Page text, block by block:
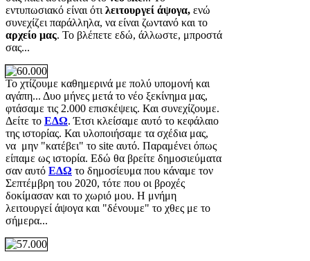
εντυπωσιακό είναι ότιλειτουργεί άψογα, ενώ
συνεχίζει παράλληλα, να είναι ζωντανό και το
αρχείο μας. Το βλέπετε εδώ, άλλωστε, μπροστά
σας...
Το χτίζουμε καθημερινά με πολύ υπομονή και
αγάπη... Δυο μήνες μετά το νέο ξεκίνημα μας,
φτάσαμε τις 2.000 επισκέψεις. Και συνεχίζουμε.
Δείτε το ΕΔΩ. Έτσι κλείσαμε αυτό το κεφάλαιο
της ιστορίας. Και υλοποιήσαμε τα σχέδια μας,
να μην "κατέβει" το site αυτό. Παραμένει όπως
είπαμε ως ιστορία. Εδώ θα βρείτε δημοσιεύματα
σαν αυτό ΕΔΩ το δημοσίευμα που κάναμε τον
Σεπτέμβρη του 2020, τότε που οι βροχές
δοκίμασαν και το χωριό μου. Η μνήμη
λειτουργεί άψογα και "δένουμε" το χθες με το
σήμερα...